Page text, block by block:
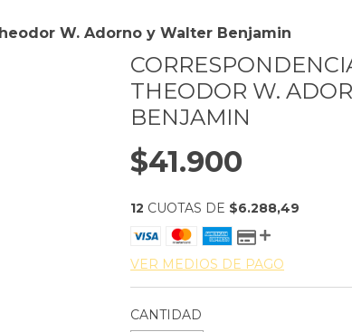
W. Adorno y Walter Benjamin
THEODOR W.
BENJAMIN
$41.900
12 CUOTAS DE $6.288,49
VER MEDIOS DE PAGO
CANTIDAD